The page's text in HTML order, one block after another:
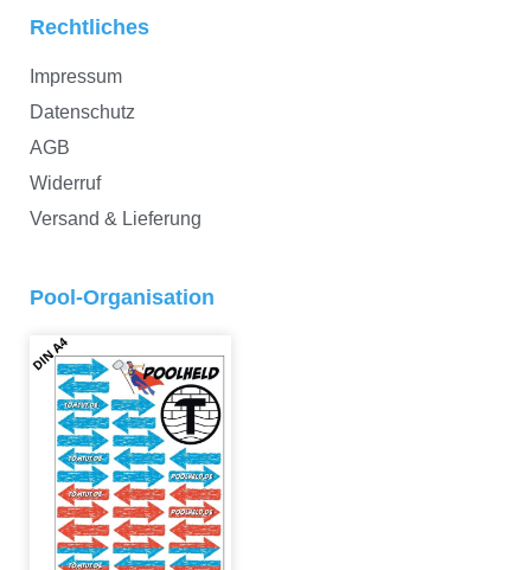
Rechtliches
Impressum
Datenschutz
AGB
Widerruf
Versand & Lieferung
Pool-Organisation